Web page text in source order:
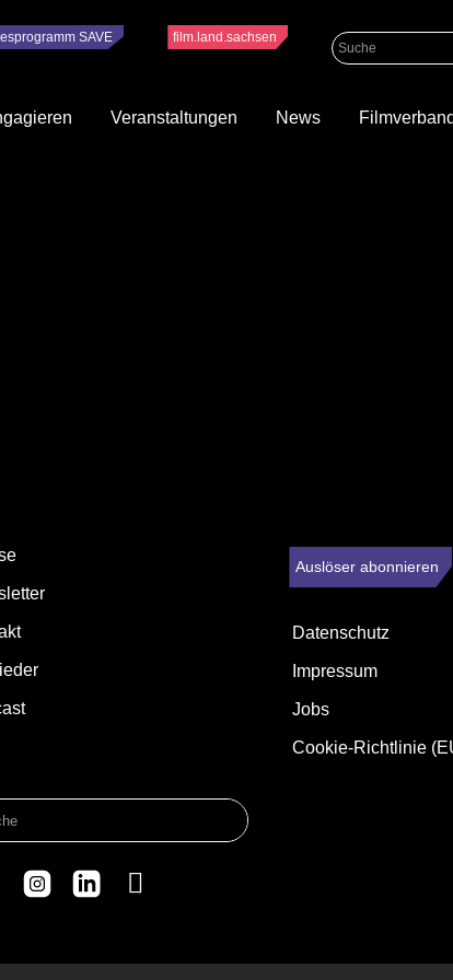
SAVE film.land.sachsen
Veranstaltungen News
Auslöser abonnieren
Datenschutz
Impressum
Jobs
Cookie-Richtlinie